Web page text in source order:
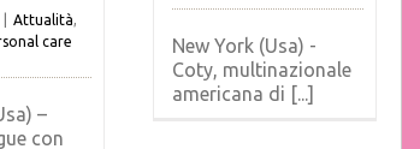
Attualità,
care
–
con
New York (Usa) -
Coty, multinazionale
americana di [...]